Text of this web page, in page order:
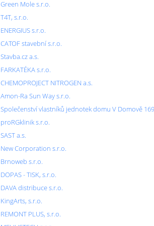
Green Mole s.r.o.
T4T, s.r.o.
ENERGIUS s.r.o.
CATOF stavební s.r.o.
Stavba.cz a.s.
FARKATÉKA s.r.o.
CHEMOPROJECT NITROGEN a.s.
Amon-Ra Sun Way s.r.o.
Společenství vlastníků jednotek domu V Domově
proRGklinik s.r.o.
SAST a.s.
New Corporation s.r.o.
Brnoweb s.r.o.
DOPAS - TISK, s.r.o.
DAVA distribuce s.r.o.
KingArts, s.r.o.
REMONT PLUS, s.r.o.